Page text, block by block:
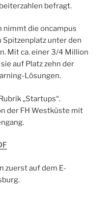
befragt.
nimmt die oncampus
Spitzenplatz unter den
Mit ca. einer 3/4 Million
auf Platz zehn der
Lösungen.
„Startups“.
der FH Westküste mit
zuerst auf dem E-